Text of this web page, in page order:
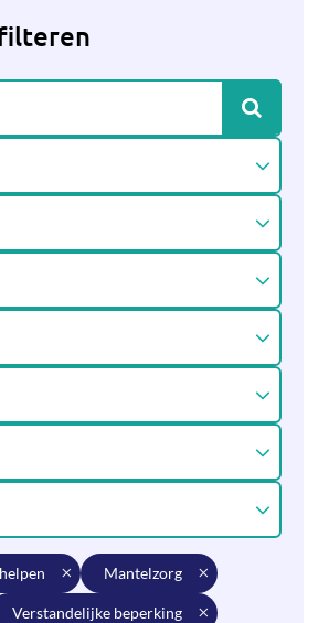
mantelzorg
verstandelijke beperking